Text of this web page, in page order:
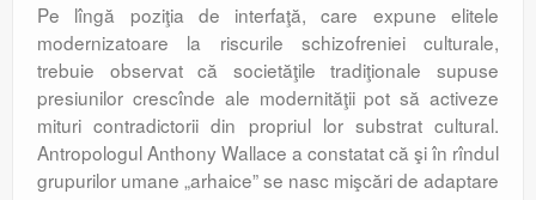
Pe lîngă poziţia de interfaţă, care expune elitele
modernizatoare la riscurile schizofreniei culturale,
trebuie observat că societăţile tradiţionale supuse
presiunilor crescînde ale modernităţii pot să activeze
mituri contradictorii din propriul lor substrat cultural.
Antropologul Anthony Wallace a constatat că şi în rîndul
grupurilor umane „arhaice” se nasc mişcări de adaptare